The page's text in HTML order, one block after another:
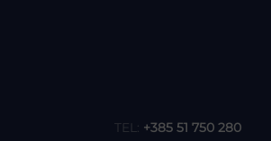
TEL: +385 51 750 280